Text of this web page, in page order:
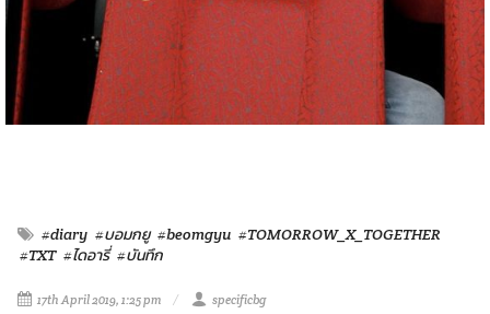
#diary #บอมกยู #beomgyu #TOMORROW_X_TOGETHER
#TXT #ไดอารี่ #บันทึก
17th April 2019, 1:25 pm specificbg